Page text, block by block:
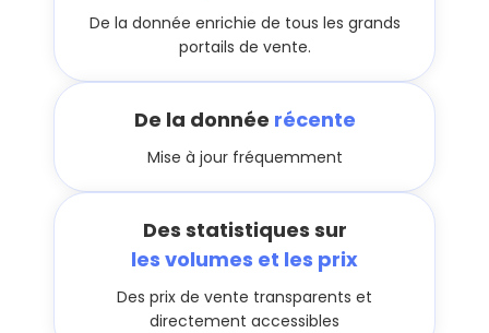
De la donnée enrichie de tous les grands
portails de vente.
De la donnée récente
Mise à jour fréquemment
Des statistiques sur
les volumes et les prix
Des prix de vente transparents et
directement accessibles